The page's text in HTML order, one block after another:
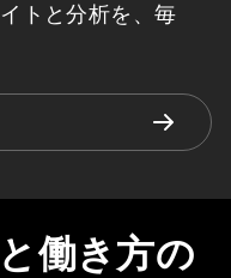
トと分析を、毎
働き方の